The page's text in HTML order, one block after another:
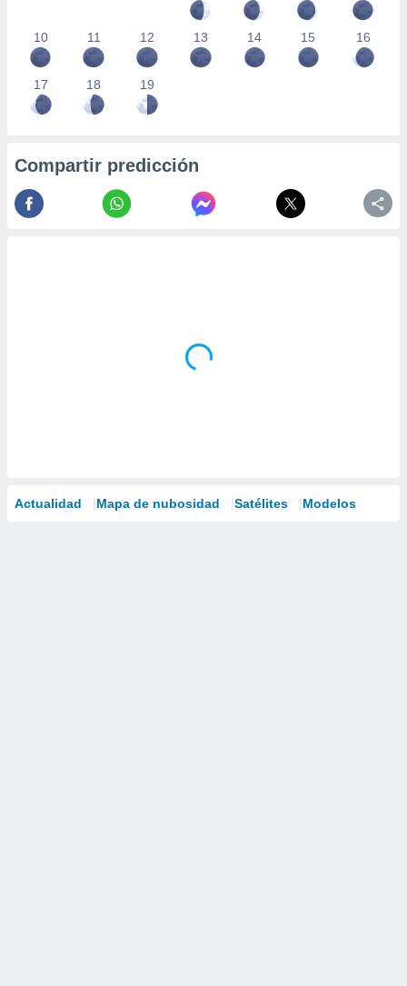
10 11 12 13 14 15 16
17 18 19
Compartir predicción
Actualidad Mapa de nubosidad Satélites Modelos